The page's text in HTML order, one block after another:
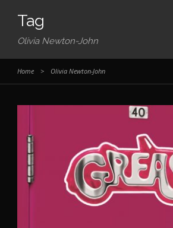
Tag
Olivia Newton-John
Home > Olivia Newton-John